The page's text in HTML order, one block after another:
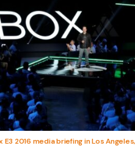
2016 media briefing in Los Angeles,